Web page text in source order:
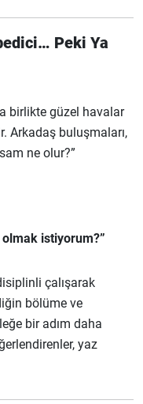
Peki Ya
birlikte güzel havalar
Arkadaş buluşmaları,
ne olur?”
istiyorum?”
çalışarak
bölüme ve
bir adım daha
yaz